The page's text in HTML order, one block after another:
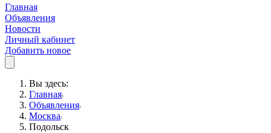
Главная
Объявления
Новости
Личный кабинет
Добавить новое
Вы здесь:
Главная
Объявления
Москва
Подольск